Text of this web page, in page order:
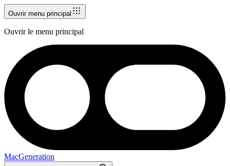
Ouvrir menu principal
Ouvrir le menu principal
MacGeneration